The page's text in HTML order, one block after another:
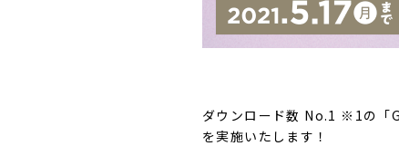
ダウンロード数 No.1 ※1の「
を実施いたします！